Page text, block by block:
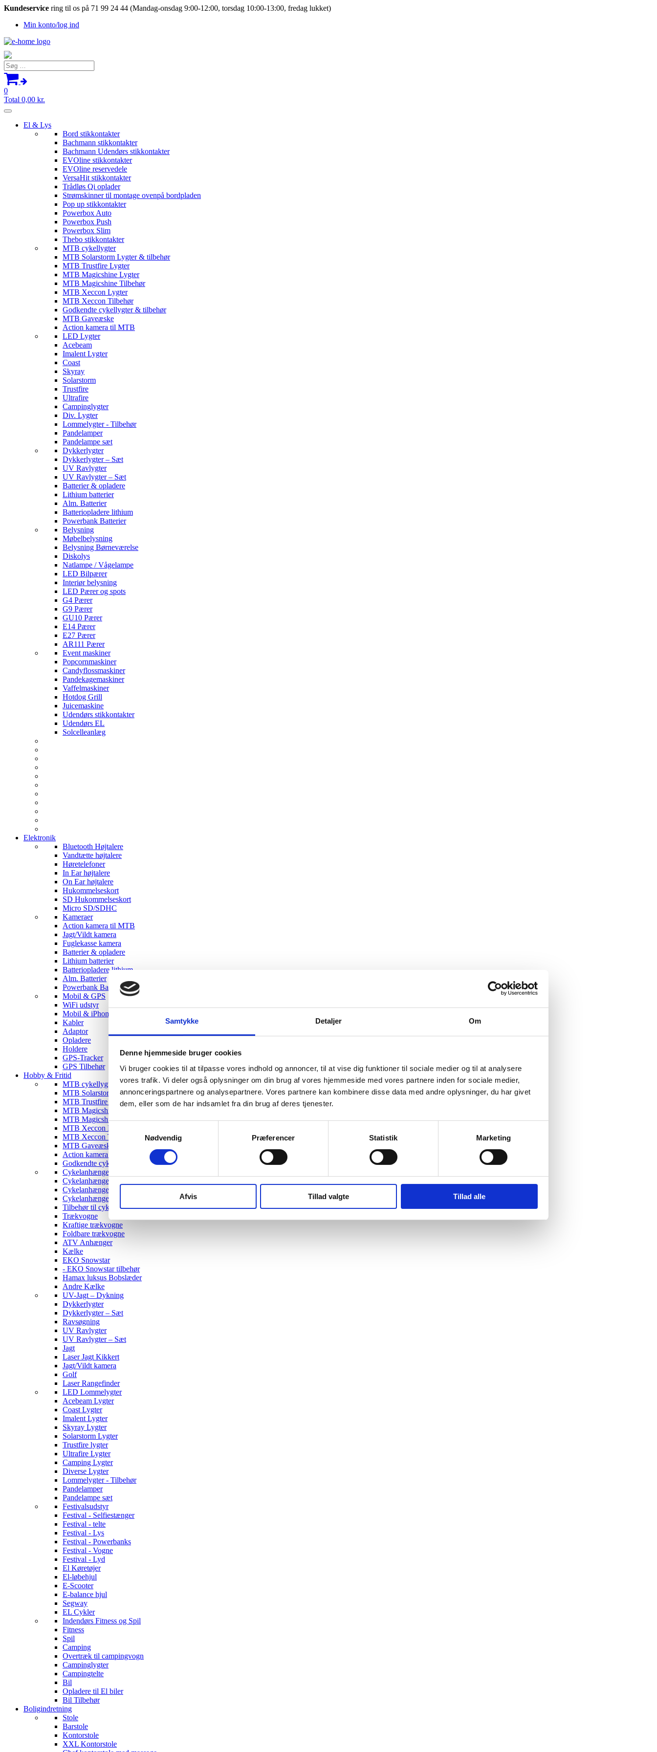
Samtykke Detaljer Om
Denne hjemmeside bruger cookies
Vi bruger cookies til at tilpasse vores indhold og annoncer, til at vise dig funktioner til sociale medier og til at analysere
vores trafik. Vi deler også oplysninger om din brug af vores hjemmeside med vores partnere inden for sociale medier,
annonceringspartnere og analysepartnere. Vores partnere kan kombinere disse data med andre oplysninger, du har givet
dem, eller som de har indsamlet fra din brug af deres tjenester.
Samtykkevalg
Nødvendig
Præferencer Statistik Marketing
Afvis Tillad valgte Tillad alle
Kundeservice ring til os på 71 99 24 44 (Mandag-onsdag 9:00-12:00, torsdag 10:00-13:00, fredag lukket)
Min konto/log ind
Søg
efter:
0
Total 0,00 kr.
El & Lys
Bord stikkontakter
Bachmann stikkontakter
Bachmann Udendørs stikkontakter
EVOline stikkontakter
EVOline reservedele
VersaHit stikkontakter
Trådløs Qi oplader
Strømskinner til montage ovenpå bordpladen
Pop up stikkontakter
Powerbox Auto
Powerbox Push
Powerbox Slim
Thebo stikkontakter
MTB cykellygter
MTB Solarstorm Lygter & tilbehør
MTB Trustfire Lygter
MTB Magicshine Lygter
MTB Magicshine Tilbehør
MTB Xeccon Lygter
MTB Xeccon Tilbehør
Godkendte cykellygter & tilbehør
MTB Gaveæske
Action kamera til MTB
LED Lygter
Acebeam
Imalent Lygter
Coast
Skyray
Solarstorm
Trustfire
Ultrafire
Campinglygter
Div. Lygter
Lommelygter - Tilbehør
Pandelamper
Pandelampe sæt
Dykkerlygter
Dykkerlygter – Sæt
UV Ravlygter
UV Ravlygter – Sæt
Batterier & opladere
Lithium batterier
Alm. Batterier
Batteriopladere lithium
Powerbank Batterier
Belysning
Møbelbelysning
Belysning Børneværelse
Diskolys
Natlampe / Vågelampe
LED Bilpærer
Interiør belysning
LED Pærer og spots
G4 Pærer
G9 Pærer
GU10 Pærer
E14 Pærer
E27 Pærer
AR111 Pærer
Event maskiner
Popcornmaskiner
Candyflossmaskiner
Pandekagemaskiner
Vaffelmaskiner
Hotdog Grill
Juicemaskine
Udendørs stikkontakter
Udendørs EL
Solcelleanlæg
Elektronik
Bluetooth Højtalere
Vandtætte højtalere
Høretelefoner
In Ear højtalere
On Ear højtalere
Hukommelseskort
SD Hukommelseskort
Micro SD/SDHC
Kameraer
Action kamera til MTB
Jagt/Vildt kamera
Fuglekasse kamera
Batterier & opladere
Lithium batterier
Batteriopladere lithium
Alm. Batterier
Powerbank Batterier
Mobil & GPS
WiFi udstyr
Mobil & iPhone tilbehør
Kabler
Adaptor
Opladere
Holdere
GPS-Tracker
GPS Tilbehør
Hobby & Fritid
MTB cykellygter
MTB Solarstorm Lygter & tilbehør
MTB Trustfire Lygter
MTB Magicshine Lygter
MTB Magicshine Tilbehør
MTB Xeccon Lygter
MTB Xeccon Tilbehør
MTB Gaveæske
Action kamera til MTB
Godkendte cykellygter & tilbehør
Cykelanhængere
Cykelanhænger til Børn
Cykelanhænger til hunde
Cykelanhænger Cargo
Tilbehør til cykelanhængere
Trækvogne
Kraftige trækvogne
Foldbare trækvogne
ATV Anhænger
Kælke
EKO Snowstar
- EKO Snowstar tilbehør
Hamax luksus Bobslæder
Andre Kælke
UV-Jagt – Dykning
Dykkerlygter
Dykkerlygter – Sæt
Ravsøgning
UV Ravlygter
UV Ravlygter – Sæt
Jagt
Laser Jagt Kikkert
Jagt/Vildt kamera
Golf
Laser Rangefinder
LED Lommelygter
Acebeam Lygter
Coast Lygter
Imalent Lygter
Skyray Lygter
Solarstorm Lygter
Trustfire lygter
Ultrafire Lygter
Camping Lygter
Diverse Lygter
Lommelygter - Tilbehør
Pandelamper
Pandelampe sæt
Festivalsudstyr
Festival - Selfiestænger
Festival - telte
Festival - Lys
Festival - Powerbanks
Festival - Vogne
Festival - Lyd
El Køretøjer
El-løbehjul
E-Scooter
E-balance hjul
Segway
EL Cykler
Indendørs Fitness og Spil
Fitness
Spil
Camping
Overtræk til campingvogn
Campinglygter
Campingtelte
Bil
Opladere til El biler
Bil Tilbehør
Boligindretning
Stole
Barstole
Kontorstole
XXL Kontorstole